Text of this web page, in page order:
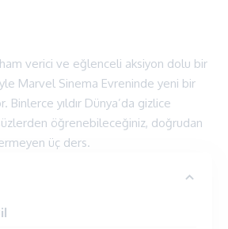
verici ve eğlenceli aksiyon dolu bir
Marvel Sinema Evreninde yeni bir
Binlerce yıldır Dünya’da gizlice
öğrenebileceğiniz, doğrudan
üç ders.